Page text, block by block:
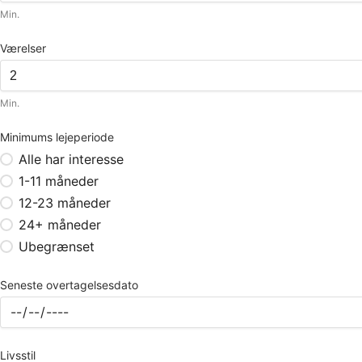
Min.
Værelser
Min.
Minimums lejeperiode
Alle har interesse
1-11 måneder
12-23 måneder
24+ måneder
Ubegrænset
Seneste overtagelsesdato
Livsstil